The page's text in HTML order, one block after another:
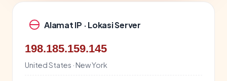
Alamat IP · Lokasi Server
198.185.159.145
United States · New York